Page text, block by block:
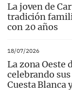
La joven de
tradición
con 20 años
18/07/2026
La zona Oeste
celebrando
Cuesta Blanca